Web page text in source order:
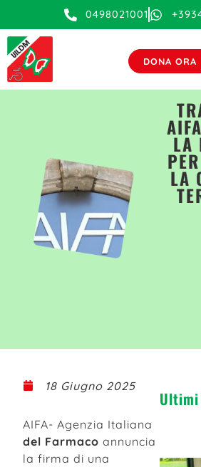
0498021001
DONA ORA
LA
LA
18 Giugno 2025
AIFA- Agenzia Italiana
del Farmaco annuncia
la firma di una